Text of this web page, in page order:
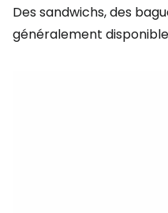
Des sandwichs, des
généralement